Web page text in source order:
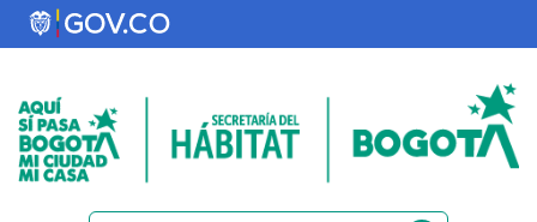
Pasar
al
principal